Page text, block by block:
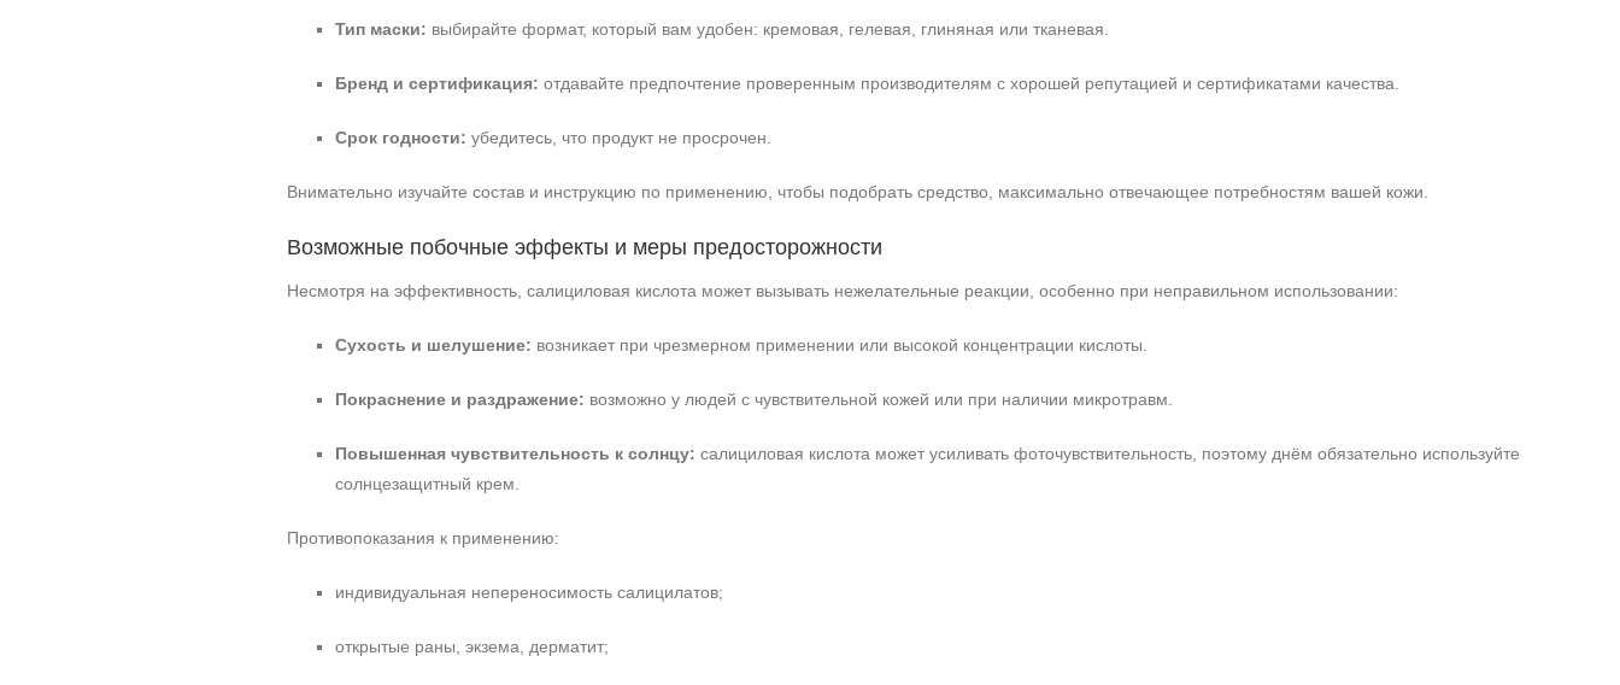
Тип маски: выбирайте формат, который вам удобен: кремовая, гелевая, глиняная или тканевая.
Бренд и сертификация: отдавайте предпочтение проверенным производителям с хорошей репутацией и сертификатами качества.
Срок годности: убедитесь, что продукт не просрочен.
Внимательно изучайте состав и инструкцию по применению, чтобы подобрать средство, максимально отвечающее потребностям вашей кожи.
Возможные побочные эффекты и меры предосторожности
Несмотря на эффективность, салициловая кислота может вызывать нежелательные реакции, особенно при неправильном использовании:
Сухость и шелушение: возникает при чрезмерном применении или высокой концентрации кислоты.
Покраснение и раздражение: возможно у людей с чувствительной кожей или при наличии микротравм.
Повышенная чувствительность к солнцу: салициловая кислота может усиливать фоточувствительность, поэтому днём обязательно используйте
солнцезащитный крем.
Противопоказания к применению:
индивидуальная непереносимость салицилатов;
открытые раны, экзема, дерматит;